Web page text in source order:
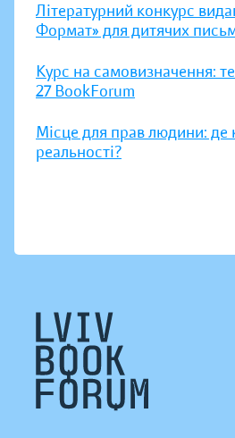
Літературний конкурс
Формат» для дитячих
Курс на самовизначення:
27 BookForum
Місце для прав людини: де
реальності?